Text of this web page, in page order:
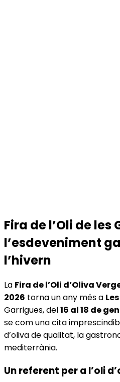
Fira de l’Oli de les
l’esdeveniment
l’hivern
La Fira de l’Oli d’Oliva
2026 torna un any més a
Garrigues, del16 al 18 de
se com una cita
d’oliva de qualitat, la
mediterrània.
Un referent per a l’oli